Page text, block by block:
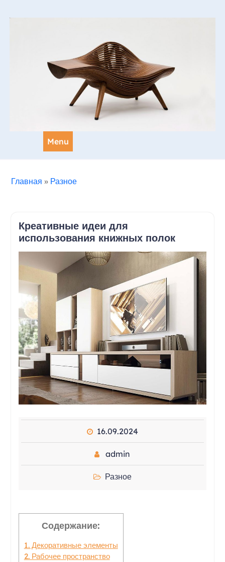
Menu
Главная » Разное
Креативные идеи для
использования книжных полок
16.09.2024
admin
Разное
Содержание:
1. Декоративные элементы
2. Рабочее пространство